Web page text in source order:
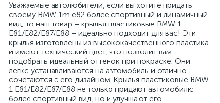
Уважаемые автолюбители, если вы хотите придать
своему BMW 1m e82 более спортивный и динамичный
вид, то наш товар – крылья пластиковые BMW 1
E81/E82/E87/E88 – идеально подходит для вас! Эти
крылья изготовлены из высококачественного пластика
и имеют технический цвет, что позволит вам
подобрать идеальный оттенок при покраске. Они
легко устанавливаются на автомобиль и отлично
сочетаются с его дизайном. Крылья пластиковые BMW
1 E81/E82/E87/E88 не только придают автомобилю
более спортивный вид, но и улучшают его